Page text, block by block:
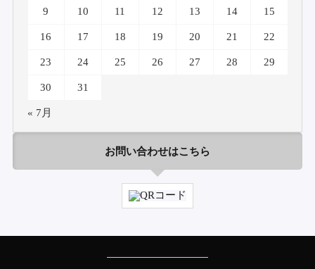
9 10 11 12 13 14 15
16 17 18 19 20 21 22
23 24 25 26 27 28 29
30 31
« 7月
お問い合わせはこちら